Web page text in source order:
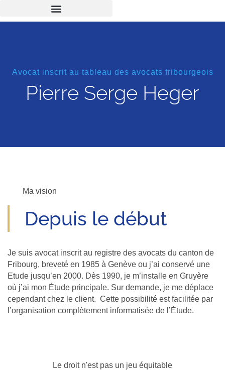
Avocat inscrit au tableau des avocats fribourgeois
Pierre Serge Heger
Ma vision
Depuis le début
Je suis avocat inscrit au registre des avocats du canton de
Fribourg, breveté en 1985 à Genève ou j’ai conservé une
Etude jusqu’en 2000. Dès 1990, je m’installe en Gruyère
où j’ai mon Étude principale. Sur demande, je me déplace
cependant chez le client. Cette possibilité est facilitée par
l’organisation complètement informatisée de l’Étude.
Le droit n'est pas un jeu équitable